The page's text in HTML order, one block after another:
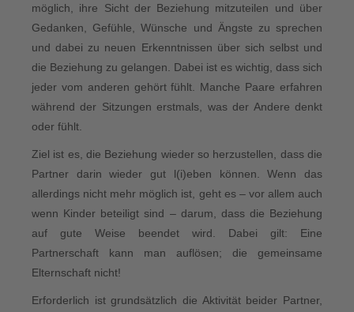
möglich, ihre Sicht der Beziehung mitzuteilen und über
Gedanken, Gefühle, Wünsche und Ängste zu sprechen
und dabei zu neuen Erkenntnissen über sich selbst und
die Beziehung zu gelangen. Dabei ist es wichtig, dass sich
jeder vom anderen gehört fühlt. Manche Paare erfahren
während der Sitzungen erstmals, was der Andere denkt
oder fühlt.
Ziel ist es, die Beziehung wieder so herzustellen, dass die
Partner darin wieder gut l(i)eben können. Wenn das
allerdings nicht mehr möglich ist, geht es – vor allem auch
wenn Kinder beteiligt sind – darum, dass die Beziehung
auf gute Weise beendet wird. Dabei gilt: Eine
Partnerschaft kann man auflösen; die gemeinsame
Elternschaft nicht!
Erforderlich ist grundsätzlich die Aktivität beider Partner,